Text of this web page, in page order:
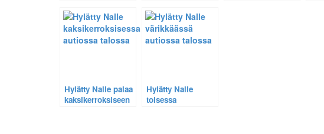
keltaisessa
käytävässä.
hautausmaalla
Hylätty Nalle palaa
kaksikerroksiseen
Hylätty Nalle
toisessa